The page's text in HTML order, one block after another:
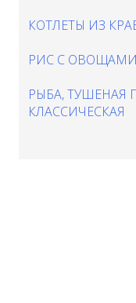
КОТЛЕТЫ ИЗ
РИС С
РЫБА,
КЛАССИЧЕСКАЯ